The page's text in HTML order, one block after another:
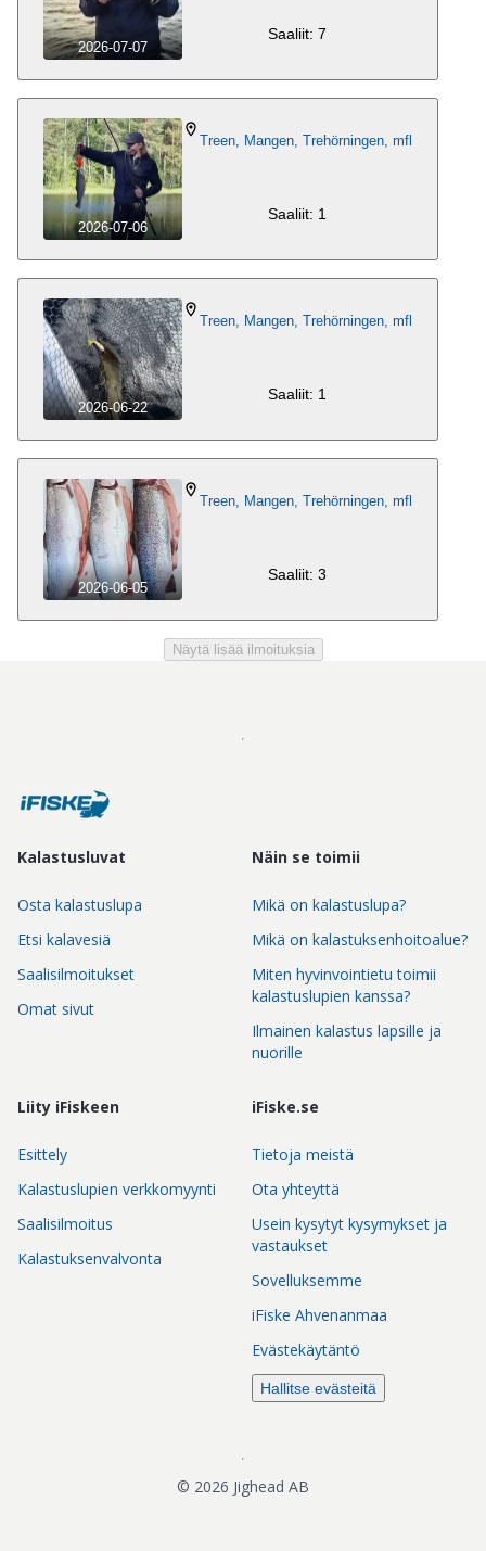
2026-07-07
Saaliit: 7
2026-07-06
Treen, Mangen, Trehörningen, mfl
Saaliit: 1
2026-06-22
Treen, Mangen, Trehörningen, mfl
Saaliit: 1
2026-06-05
Treen, Mangen, Trehörningen, mfl
Saaliit: 3
Näytä lisää ilmoituksia
Kalastusluvat
Osta kalastuslupa
Etsi kalavesiä
Saalisilmoitukset
Omat sivut
Näin se toimii
Mikä on kalastuslupa?
Mikä on kalastuksenhoitoalue?
Miten hyvinvointietu toimii
kalastuslupien kanssa?
Ilmainen kalastus lapsille ja
nuorille
Liity iFiskeen
Esittely
Kalastuslupien verkkomyynti
Saalisilmoitus
Kalastuksenvalvonta
iFiske.se
Tietoja meistä
Ota yhteyttä
Usein kysytyt kysymykset ja
vastaukset
Sovelluksemme
iFiske Ahvenanmaa
Evästekäytäntö
Hallitse evästeitä
© 2026 Jighead AB